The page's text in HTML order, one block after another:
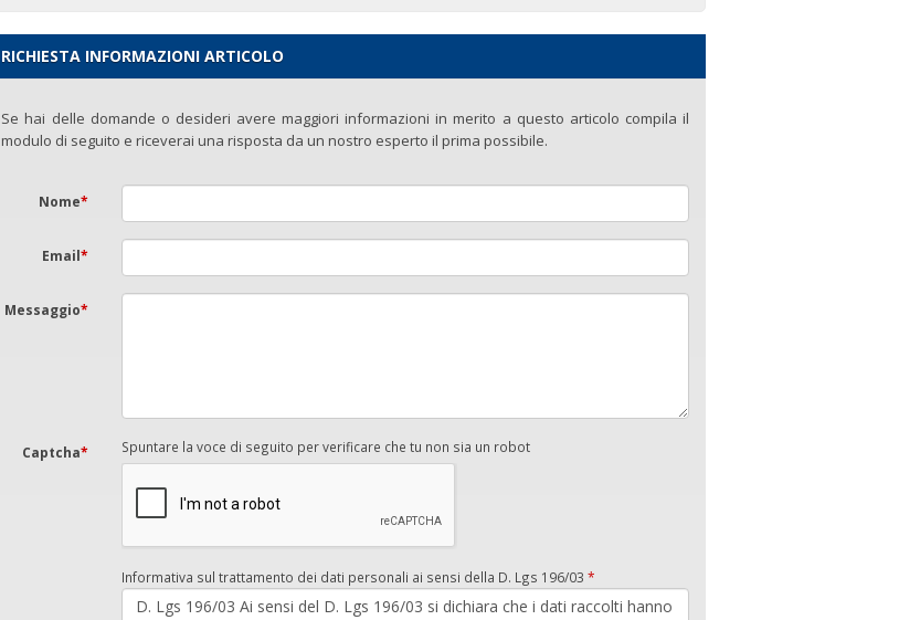
RICHIESTA INFORMAZIONI ARTICOLO
Se hai delle domande o desideri avere maggiori informazioni in merito a questo articolo compila il
modulo di seguito e riceverai una risposta da un nostro esperto il prima possibile.
Nome*
Email*
Messaggio*
Captcha* Spuntare la voce di seguito per verificare che tu non sia un robot
Informativa sul trattamento dei dati personali ai sensi della D. Lgs 196/03*